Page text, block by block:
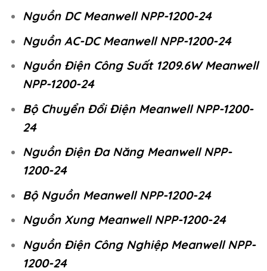
Nguồn DC Meanwell NPP-1200-24
Nguồn AC-DC Meanwell NPP-1200-24
Nguồn Điện Công Suất 1209.6W Meanwell
NPP-1200-24
Bộ Chuyển Đổi Điện Meanwell NPP-1200-
24
Nguồn Điện Đa Năng Meanwell NPP-
1200-24
Bộ Nguồn Meanwell NPP-1200-24
Nguồn Xung Meanwell NPP-1200-24
Nguồn Điện Công Nghiệp Meanwell NPP-
1200-24